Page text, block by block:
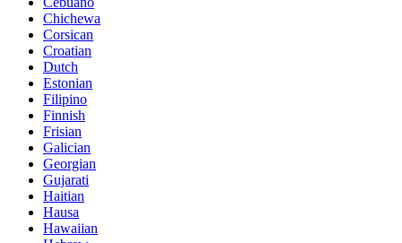
Chichewa
Corsican
Croatian
Dutch
Estonian
Filipino
Finnish
Frisian
Galician
Georgian
Gujarati
Haitian
Hausa
Hawaiian